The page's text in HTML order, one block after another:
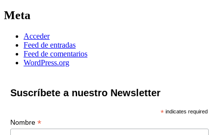
Meta
Acceder
Feed de entradas
Feed de comentarios
WordPress.org
Suscríbete a nuestro Newsletter
* indicates required
Nombre *